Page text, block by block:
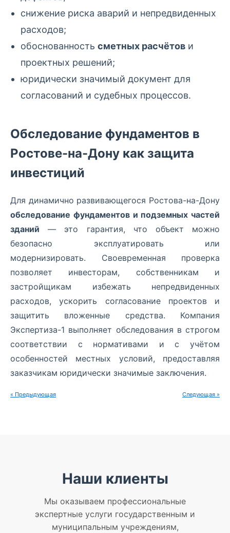
снижение риска аварий и непредвиденных
расходов;
обоснованность сметных расчётов и
проектных решений;
юридически значимый документ для
согласований и судебных процессов.
Обследование фундаментов в
Ростове-на-Дону как защита
инвестиций
Для динамично развивающегося Ростова-на-Дону
обследование фундаментов и подземных частей
зданий — это гарантия, что объект можно
безопасно эксплуатировать или
модернизировать. Своевременная проверка
позволяет инвесторам, собственникам и
застройщикам избежать непредвиденных
расходов, ускорить согласование проектов и
защитить вложенные средства. Компания
Экспертиза-1 выполняет обследования в строгом
соответствии с нормативами и с учётом
особенностей местных условий, предоставляя
заказчикам юридически значимые заключения.
Следующая »
« Предыдующая
Наши клиенты
Мы оказываем профессиональные
экспертные услуги государственным и
муниципальным учреждениям,